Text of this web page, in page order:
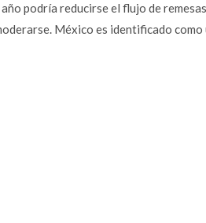
podría reducirse el flujo de
México es identificado como